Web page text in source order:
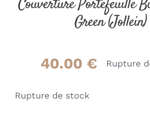
Couverture Portefeuille
Green (Jollein)
40.00 € Rupture
Rupture de stock